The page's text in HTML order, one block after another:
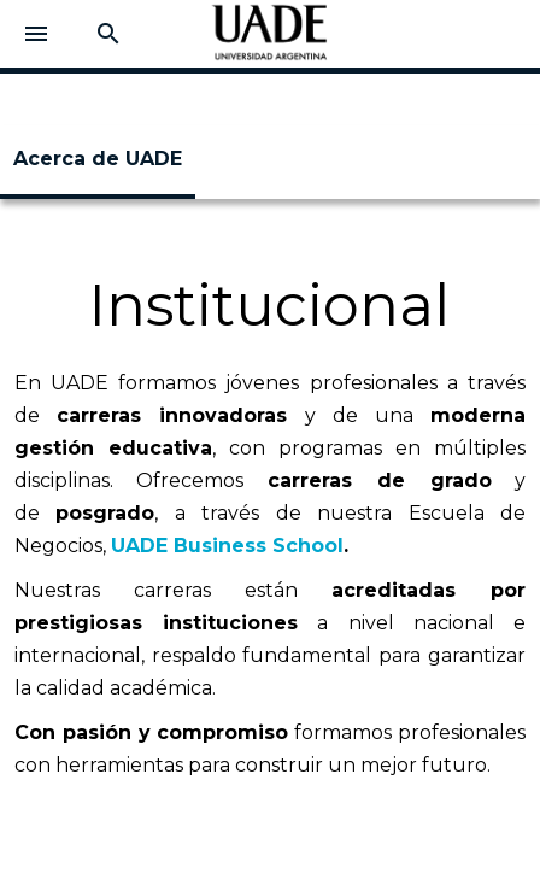
menu search
Acerca de UADE
Institucional
En UADE formamos jóvenes profesionales a través
de carreras innovadoras y de una moderna
gestión educativa, con programas en múltiples
disciplinas. Ofrecemos carreras de gradoy
de posgrado, a través de nuestra Escuela de
Negocios, UADE Business School.
Nuestras carreras están acreditadas por
prestigiosas institucionesa nivel nacional e
internacional, respaldo fundamental para garantizar
la calidad académica.
Con pasión y compromiso formamos profesionales
con herramientas para construir un mejor futuro.